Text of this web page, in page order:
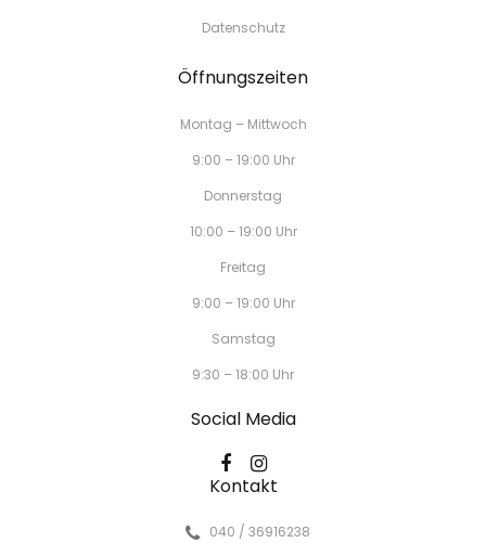
Datenschutz
Öffnungszeiten
Montag – Mittwoch
9:00 – 19:00 Uhr
Donnerstag
10:00 – 19:00 Uhr
Freitag
9:00 – 19:00 Uhr
Samstag
9:30 – 18:00 Uhr
Social Media
Kontakt
040 / 36916238